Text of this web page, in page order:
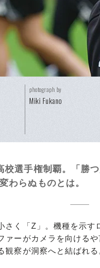
photograph by
Miki Fukano
校選手権制覇。「勝
わらぬものとは。
く「Z」。機種を示す
ァーがカメラを向ける
察が洞察へと結ばれる